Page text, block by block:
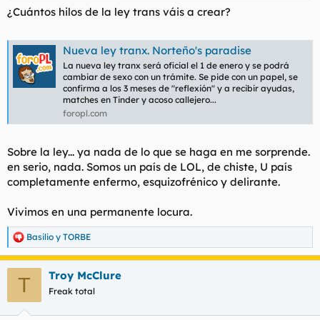
:
¿Cuántos hilos de la ley trans váis a crear?
Nueva ley tranx. Norteño's paradise
La nueva ley tranx será oficial el 1 de enero y se podrá
cambiar de sexo con un trámite. Se pide con un papel, se
confirma a los 3 meses de "reflexión" y a recibir ayudas,
matches en Tinder y acoso callejero...
foropl.com
Sobre la ley... ya nada de lo que se haga en me sorprende.
en serio, nada. Somos un país de LOL, de chiste, U país
completamente enfermo, esquizofrénico y delirante.
Vivimos en una permanente locura.
R
e
Basilio y TORBE
T Troy McClure
Freak total